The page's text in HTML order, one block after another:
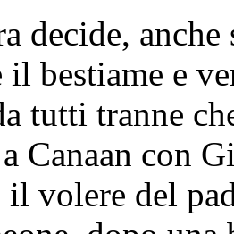
decide,
bestiame e
tutti tranne
Canaan con
volere del